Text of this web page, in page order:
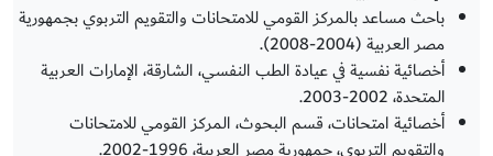
باحث مساعد بالمركز القومي للامتحانات والتقويم التربوي بجمهورية
مصر العربية (2004-2008).
أخصائية نفسية في عيادة الطب النفسي، الشارقة، الإمارات العربية
المتحدة، 2002-2003.
أخصائية امتحانات، قسم البحوث، المركز القومي للامتحانات
والتقويم التربوي، جمهورية مصر العربية، 1996-2002.